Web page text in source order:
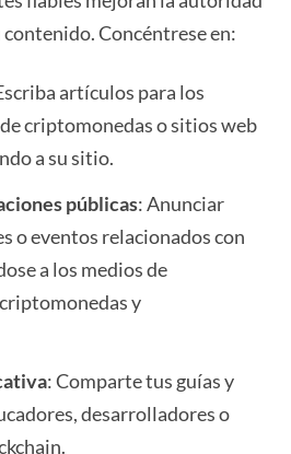
Concéntrese en:
artículos para los
criptomonedas o sitios web
a su sitio.
públicas: Anunciar
o eventos relacionados con
a los medios de
y
: Comparte tus guías y
desarrolladores o